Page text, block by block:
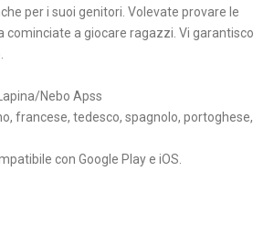
per i suoi genitori. Volevate provare le
cominciate a giocare ragazzi. Vi garantisco
Nebo Apss
francese, tedesco, spagnolo, portoghese,
con Google Play e iOS.